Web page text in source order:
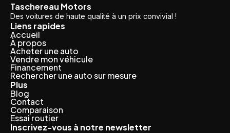
Taschereau Motors
Des voitures de haute qualité à un prix convivial !
Liens rapides
Accueil
À propos
Acheter une auto
Vendre mon véhicule
Financement
Rechercher une auto sur mesure
Plus
Blog
Contact
Comparaison
Essai routier
Inscrivez-vous à notre newsletter